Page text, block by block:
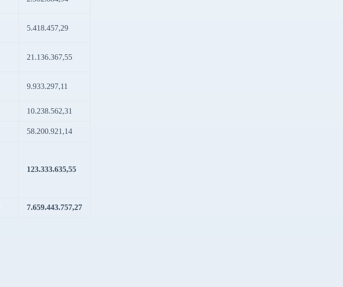
5.418.457,29
21.136.367,55
9.933.297,11
10.238.562,31
58.200.921,14
123.333.635,55
7.659.443.757,27